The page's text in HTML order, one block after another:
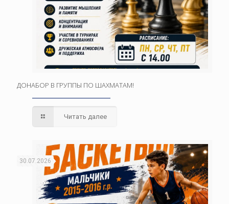
ДОНАБОР В ГРУППЫ ПО ШАХМАТАМ!
Читать далее
30.07.2026